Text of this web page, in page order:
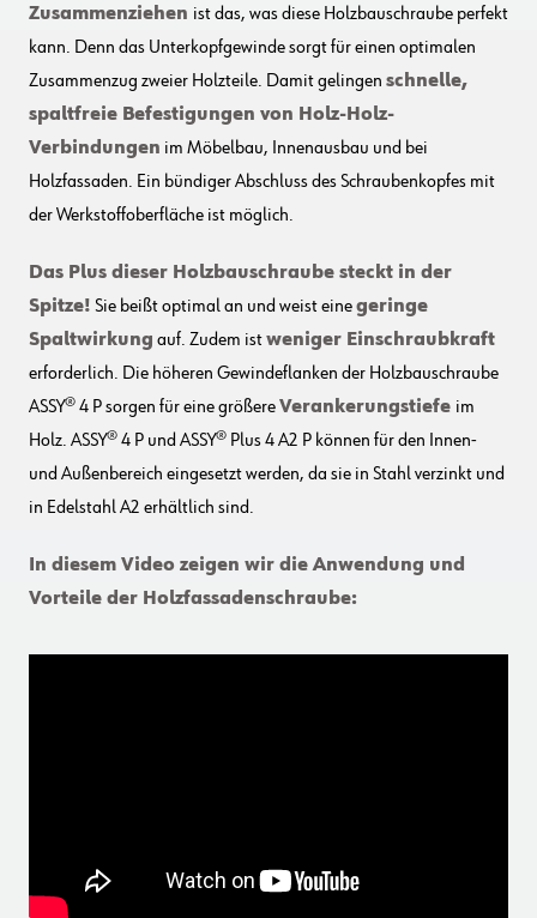
Zusammenziehen ist das, was diese Holzbauschraube perfekt
kann. Denn das Unterkopfgewinde sorgt für einen optimalen
Zusammenzug zweier Holzteile. Damit gelingen schnelle,
spaltfreie Befestigungen von Holz-Holz-
Verbindungen im Möbelbau, Innenausbau und bei
Holzfassaden. Ein bündiger Abschluss des Schraubenkopfes mit
der Werkstoffoberfläche ist möglich.
Das Plus dieser Holzbauschraube steckt in der
Spitze! Sie beißt optimal an und weist einegeringe
Spaltwirkung auf. Zudem istweniger Einschraubkraft
erforderlich. Die höheren Gewindeflanken der Holzbauschraube
ASSY® 4 P sorgen für eine größereVerankerungstiefe im
Holz. ASSY® 4 P und ASSY® Plus 4 A2 P können für den Innen-
und Außenbereich eingesetzt werden, da sie in Stahl verzinkt und
in Edelstahl A2 erhältlich sind.
In diesem Video zeigen wir die Anwendung und
Vorteile der Holzfassadenschraube: